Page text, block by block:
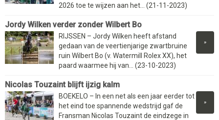
2026 toe te wijzen aan het... (21-11-2023)
Jordy Wilken verder zonder Wilbert Bo
»
RIJSSEN – Jordy Wilken heeft afstand
gedaan van de veertienjarige zwartbruine
ruin Wilbert Bo (v. Watermill Rolex XX), het
paard waarmee hij van... (23-10-2023)
Nicolas Touzaint blijft ijzig kalm
»
BOEKELO – In een net als een jaar eerder tot
het eind toe spannende wedstrijd gaf de
Fransman Nicolas Touzaint de eindzege in